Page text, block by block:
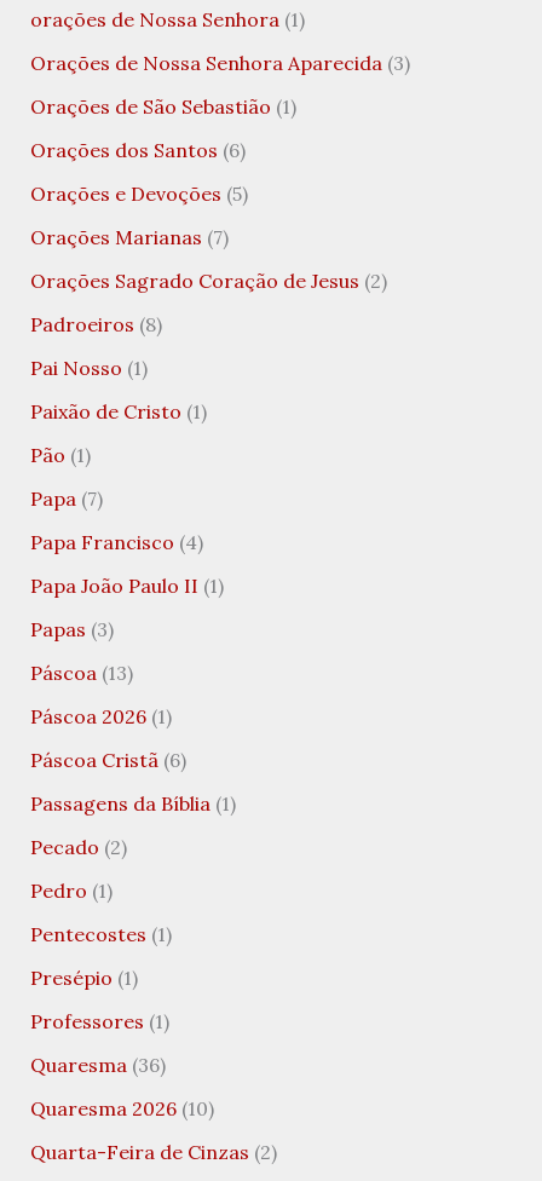
orações de Nossa Senhora (1)
Orações de Nossa Senhora Aparecida (3)
Orações de São Sebastião (1)
Orações dos Santos (6)
Orações e Devoções (5)
Orações Marianas (7)
Orações Sagrado Coração de Jesus (2)
Padroeiros (8)
Pai Nosso (1)
Paixão de Cristo (1)
Pão (1)
Papa (7)
Papa Francisco (4)
Papa João Paulo II (1)
Papas (3)
Páscoa (13)
Páscoa 2026(1)
Páscoa Cristã (6)
Passagens da Bíblia (1)
Pecado (2)
Pedro (1)
Pentecostes (1)
Presépio (1)
Professores (1)
Quaresma (36)
Quaresma 2026(10)
Quarta-Feira de Cinzas (2)